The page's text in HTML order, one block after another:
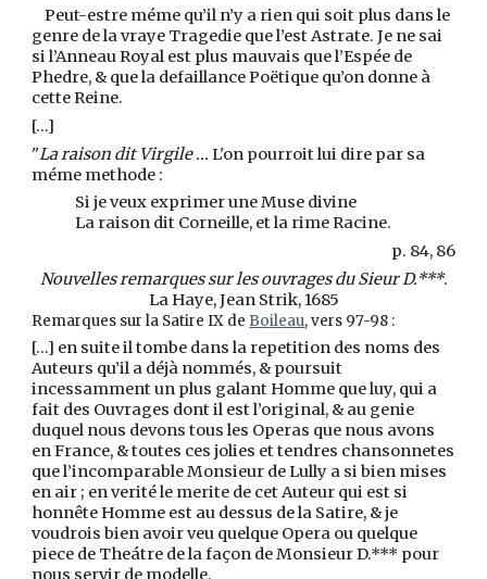
Peut-estre méme qu’il n’y a rien qui soit plus dans le
genre de la vraye Tragedie que l’est Astrate. Je ne sai
si l’Anneau Royal est plus mauvais que l’Espée de
Phedre, & que la defaillance Poëtique qu’on donne à
cette Reine.
[…]
"La raison dit Virgile ... L'on pourroit lui dire par sa
méme methode :
Si je veux exprimer une Muse divine
La raison dit Corneille, et la rime Racine.
p. 84, 86
Nouvelles remarques sur les ouvrages du Sieur D.***.
La Haye, Jean Strik, 1685
Remarques sur la Satire IX de Boileau, vers 97-98 :
[…] en suite il tombe dans la repetition des noms des
Auteurs qu’il a déjà nommés, & poursuit
incessamment un plus galant Homme que luy, qui a
fait des Ouvrages dont il est l’original, & au genie
duquel nous devons tous les Operas que nous avons
en France, & toutes ces jolies et tendres chansonnetes
que l’incomparable Monsieur de Lully a si bien mises
en air ; en verité le merite de cet Auteur qui est si
honnête Homme est au dessus de la Satire, & je
voudrois bien avoir veu quelque Opera ou quelque
piece de Theátre de la façon de Monsieur D.*** pour
nous servir de modelle.